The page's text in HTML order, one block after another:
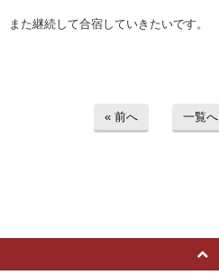
また継続して合宿していきたいです。
« 前へ 一覧へ